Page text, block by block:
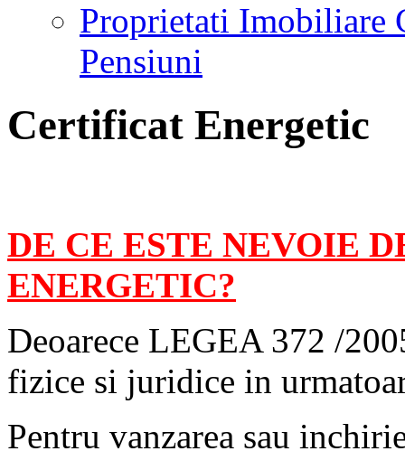
Proprietati Imobiliare
Pensiuni
Certificat Energetic
DE CE ESTE NEVOIE
ENERGETIC?
Deoarece LEGEA 372 /
fizice si juridice in
Pentru vanzarea sau